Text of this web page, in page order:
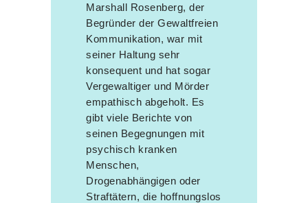
Marshall Rosenberg, der
Begründer der Gewaltfreien
Kommunikation, war mit
seiner Haltung sehr
konsequent und hat sogar
Vergewaltiger und Mörder
empathisch abgeholt. Es
gibt viele Berichte von
seinen Begegnungen mit
psychisch kranken
Menschen,
Drogenabhängigen oder
Straftätern, die hoffnungslos